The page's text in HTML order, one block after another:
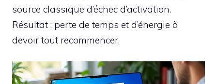
source classique d’échec d’activation.
Résultat : perte de temps et d’énergie à
devoir tout recommencer.